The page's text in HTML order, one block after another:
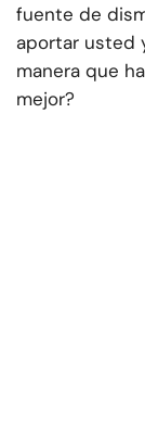
fuente de
aportar usted
manera que
mejor?